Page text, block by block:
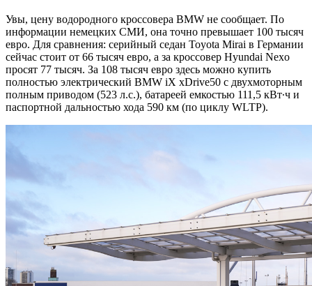
Увы, цену водородного кроссовера BMW не сообщает. По
информации немецких СМИ, она точно превышает 100 тысяч
евро. Для сравнения: серийный седан Toyota Mirai в Германии
сейчас стоит от 66 тысяч евро, а за кроссовер Hyundai Nexo
просят 77 тысяч. За 108 тысяч евро здесь можно купить
полностью электрический BMW iX xDrive50 с двухмоторным
полным приводом (523 л.с.), батареей емкостью 111,5 кВт∙ч и
паспортной дальностью хода 590 км (по циклу WLTP).